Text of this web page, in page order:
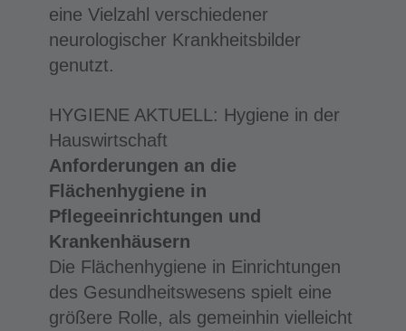
eine Vielzahl verschiedener
neurologischer Krankheitsbilder
genutzt.
HYGIENE AKTUELL: Hygiene in der
Hauswirtschaft
Anforderungen an die
Flächenhygiene in
Pflegeeinrichtungen und
Krankenhäusern
Die Flächenhygiene in Einrichtungen
des Gesundheitswesens spielt eine
größere Rolle, als gemeinhin vielleicht